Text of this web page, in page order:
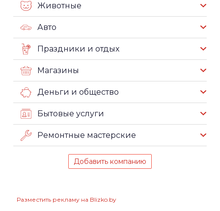
Животные
Авто
Праздники и отдых
Магазины
Деньги и общество
Бытовые услуги
Ремонтные мастерские
Добавить компанию
Разместить рекламу на Blizko.by